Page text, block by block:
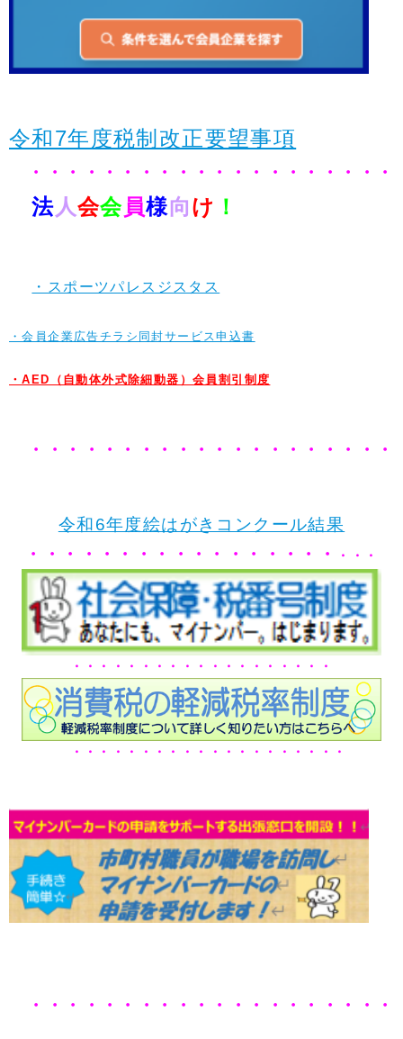
令和7年度税制改正要望事項
・・ ・・・・・・・・・・・・・・・・・・
法人会会員様向け ！
・スポーツパレスジスタス
・会員企業広告チラシ同封サービス申込書
・AED（自動体外式除細動器） 会員割引制度
・・ ・・・・・・・・・・・・・・・・・・
令和6年度絵はがきコンクール結果
・・・・・・・・・・・・・・・・・
・・・
・・・・・・・・・・・・・・・・・・・
・・・・・・・・・・・・・・・・・・・・
・・・・・・・・・・・・・・・・・・・・